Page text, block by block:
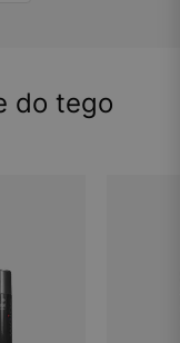
do tego